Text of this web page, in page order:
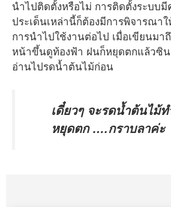
นำไปติดตั้งหรือไม่ การติดตั้งระบบมี
ประเด็นเหล่านี้ก็ต้องมีการพิจารณาใ
การนำไปใช้งานต่อไป เมื่อเขียนมา
หน้าขึ้นดูท้องฟ้า ฝนก็หยุดตกแล้วซิน
อ่านไปรดน้ำต้นไม้ก่อน
เดี๋ยวๆ จะรดน้ำต้นไม้ท
หยุดตก ….กราบลาค่ะ